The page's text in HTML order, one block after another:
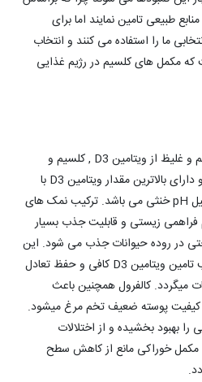
طبیعی تامین نمایند اما برای
ما را استفاده می کنند و انتخاب
که مکمل های کلسیم در رژیم غذایی
اینتراکالفرول ترکیبی بسیار متراکم و غلیظ از ویتامین D3 , کلسیم و
منیزیم است که pH خنثی دارد و دارای بالاترین مقدار ویتامین D3 با
خاصیت پایداری بسیار بالا به دلیل pH خنثی می باشد. ترکیب نمک های
فراهمی زیستی و قابلیت جذب بسیار
در روده حیوانات جذب می شود. این
مکمل خوراکی با کیفیت بالا سبب تامین ویتامین D3 کافی و حفظ تعادل
میگردد. کالفرول همچنین باعث
کیفیت پوسته ضعیف تخم مرغ میشود.
بهبود بخشیده و از اختلالات
مکمل خوراکی مانع از کاهش سطح